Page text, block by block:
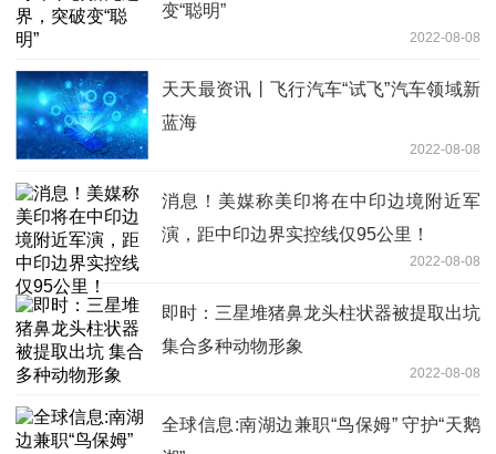
变“聪明”
2022-08-08
天天最资讯丨飞行汽车“试飞”汽车领域新
蓝海
2022-08-08
消息！美媒称美印将在中印边境附近军
演，距中印边界实控线仅95公里！
2022-08-08
即时：三星堆猪鼻龙头柱状器被提取出坑
集合多种动物形象
2022-08-08
全球信息:南湖边兼职“鸟保姆” 守护“天鹅